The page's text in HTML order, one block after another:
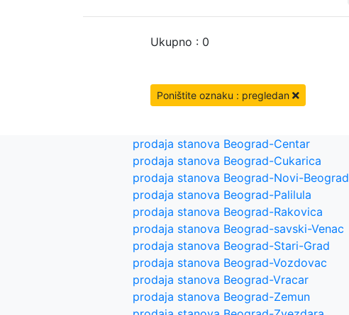
Ukupno : 0
Poništite oznaku : pregledan
prodaja stanova Beograd-Centar
prodaja stanova Beograd-Cukarica
prodaja stanova Beograd-Novi-Beograd
prodaja stanova Beograd-Palilula
prodaja stanova Beograd-Rakovica
prodaja stanova Beograd-savski-Venac
prodaja stanova Beograd-Stari-Grad
prodaja stanova Beograd-Vozdovac
prodaja stanova Beograd-Vracar
prodaja stanova Beograd-Zemun